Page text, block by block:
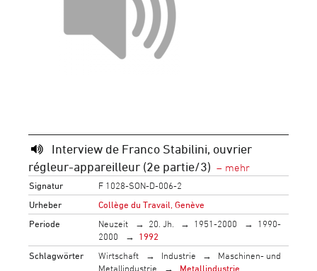
Interview de Franco Stabilini, ouvrier
régleur-appareilleur (2e partie/3)
Signatur
F 1028-SON-D-006-2
Urheber
Collège du Travail, Genève
Periode
Neuzeit 20. Jh. 1951-2000
1990-
2000
1992
Schlagwörter
Wirtschaft Industrie
Maschinen- und
Metallindustrie
Metallindustrie